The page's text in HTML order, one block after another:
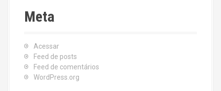
Meta
Acessar
Feed de posts
Feed de comentários
WordPress.org